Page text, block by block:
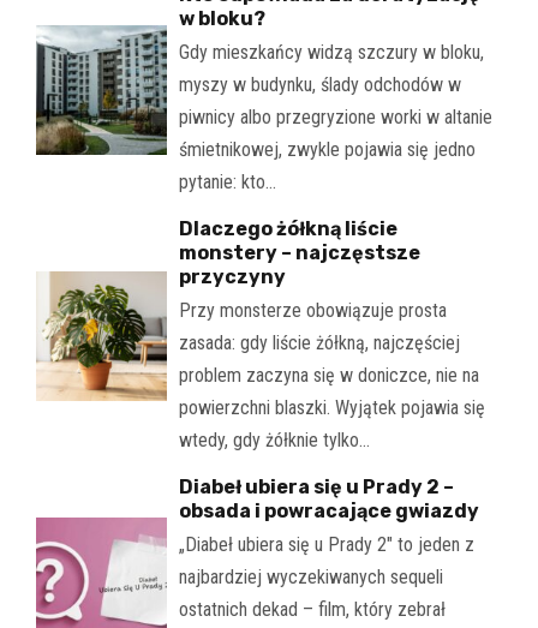
w bloku?
Gdy mieszkańcy widzą szczury w bloku,
myszy w budynku, ślady odchodów w
piwnicy albo przegryzione worki w altanie
śmietnikowej, zwykle pojawia się jedno
pytanie: kto…
Dlaczego żółkną liście
monstery – najczęstsze
przyczyny
Przy monsterze obowiązuje prosta
zasada: gdy liście żółkną, najczęściej
problem zaczyna się w doniczce, nie na
powierzchni blaszki. Wyjątek pojawia się
wtedy, gdy żółknie tylko…
Diabeł ubiera się u Prady 2 –
obsada i powracające gwiazdy
„Diabeł ubiera się u Prady 2" to jeden z
najbardziej wyczekiwanych sequeli
ostatnich dekad – film, który zebrał